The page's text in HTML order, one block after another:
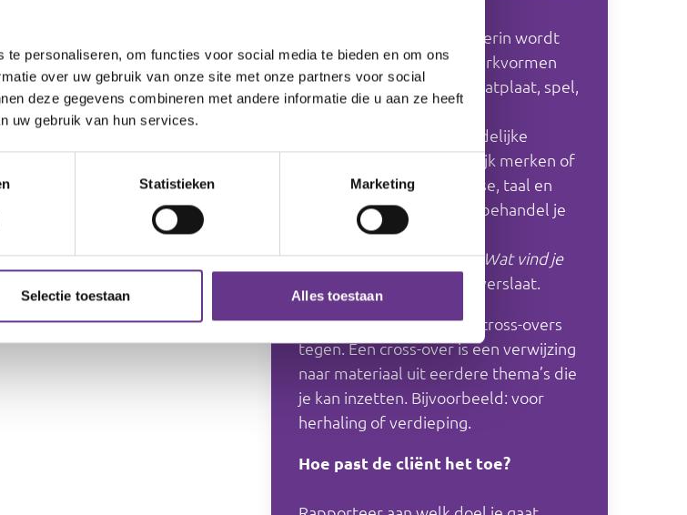
personaliseren, om functies voor social media te bieden en om ons
over uw gebruik van onze site met onze partners voor social
deze gegevens combineren met andere informatie die u aan ze heeft
uw gebruik van hun services.
Statistieken Marketing
Selectie toestaan Alles toestaan
Begin bij het werkblad. Hierin wordt
verwezen naar andere werkvormen
die je kunt gebruiken (praatplaat, spel,
enz.).
Mensen met een verstandelijke
beperking laten je duidelijk merken of
je aansluit op hun interesse, taal en
niveau. Wat al bekend is, behandel je
kort of sla je over.
Vraag altijd aan de cliënt:Wat vind je
voordat je iets overslaat.
In de werkbladen kom je cross-overs
tegen. Een cross-over is een verwijzing
naar materiaal uit eerdere thema’s die
je kan inzetten. Bijvoorbeeld: voor
herhaling of verdieping.
Hoe past de cliënt het toe?